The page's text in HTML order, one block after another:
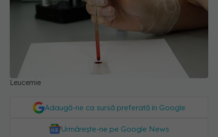
Leucemie
Adaugă-ne ca sursă preferată în Google
Urmărește-ne pe Google News